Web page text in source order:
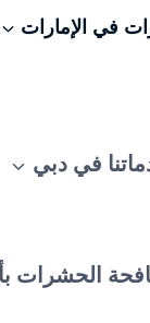
في الإمارات
في دبي
الحشرات